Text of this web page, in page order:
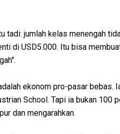
tadi: jumlah kelas menengah
di USD5.000. Itu bisa
ekonom pro-pasar bebas.
School. Tapi ia bukan 100
dan mengarahkan.